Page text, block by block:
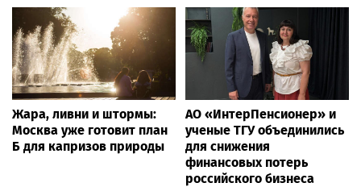
Жара, ливни и штормы:
Москва уже готовит план
Б для капризов природы
АО «ИнтерПенсионер» и
ученые ТГУ объединились
для снижения
финансовых потерь
российского бизнеса